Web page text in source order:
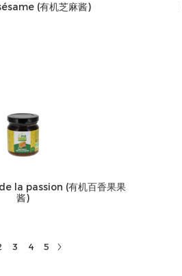
(有机芝麻酱)
la passion (有机百香果果
酱)
3 4 5